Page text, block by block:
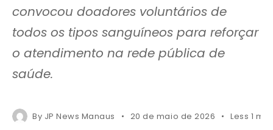
convocou doadores voluntários de
todos os tipos sanguíneos para reforçar
o atendimento na rede pública de
saúde.
By JP News Manaus 20 de maio de 2026 Less 1